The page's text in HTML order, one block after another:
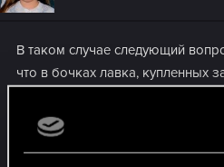
В таком случае следующий
что в бочках лавка, купленных
Стоят они не мало, только ради
испытывать судьбу.